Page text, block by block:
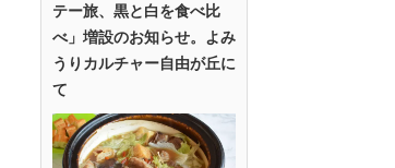
テー旅、黒と白を食べ比
べ」増設のお知らせ。よみ
うりカルチャー自由が丘に
て